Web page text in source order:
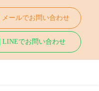
メールでお問い合わせ
LINEでお問い合わせ